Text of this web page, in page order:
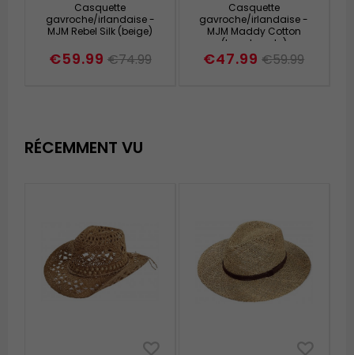
Casquette
gavroche/irlandaise -
MJM Rebel Silk (beige)
€59.99 €74.99
Casquette
gavroche/irlandaise -
MJM Maddy Cotton
(bande verte)
€47.99 €59.99
RÉCEMMENT VU